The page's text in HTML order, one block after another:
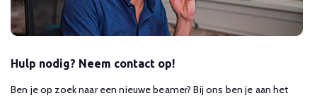
Hulp nodig? Neem contact op!
Ben je op zoek naar een nieuwe beamer? Bij ons ben je aan het